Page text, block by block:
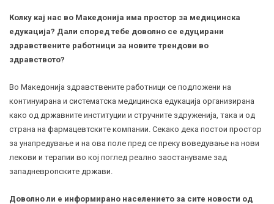
Колку кај нас во Македонија има простор за медицинска
едукација? Дали според тебе доволно се едуцирани
здравствените работници за новите трендови во
здравството?
Во Македонија здравствените работници се подложени на
континуирана и систематска медицинска едукација организирана
како од државните институции и стручните здруженија, така и од
страна на фармацевтските компании. Секако дека постои простор
за унапредување и на ова поле пред се преку воведување на нови
лекови и терапии во кој поглед реално заостануваме зад
западневропските држави.
Доволно ли е информирано населението за сите новости од